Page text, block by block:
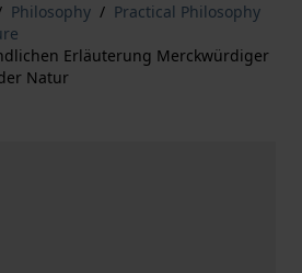
Philosophy / Practical Philosophy
Erläuterung Merckwürdiger
Natur